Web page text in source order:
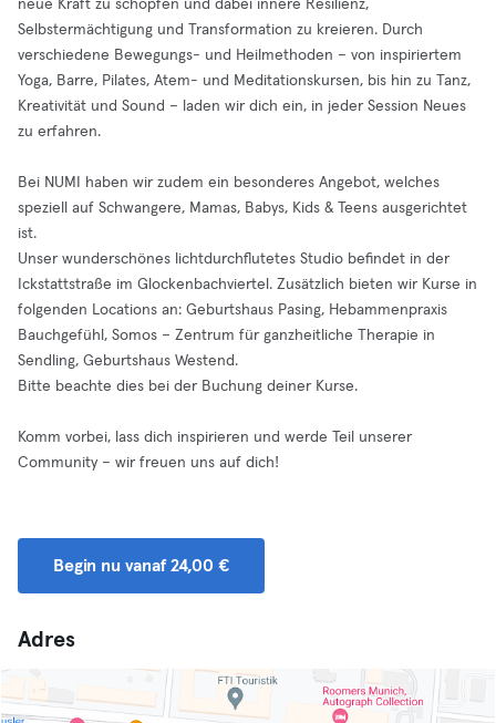
neue Kraft zu schöpfen und dabei innere Resilienz,
Selbstermächtigung und Transformation zu kreieren. Durch
verschiedene Bewegungs- und Heilmethoden – von inspiriertem
Yoga, Barre, Pilates, Atem- und Meditationskursen, bis hin zu Tanz,
Kreativität und Sound – laden wir dich ein, in jeder Session Neues
zu erfahren.
Bei NUMI haben wir zudem ein besonderes Angebot, welches
speziell auf Schwangere, Mamas, Babys, Kids & Teens ausgerichtet
ist.
Unser wunderschönes lichtdurchflutetes Studio befindet in der
Ickstattstraße im Glockenbachviertel. Zusätzlich bieten wir Kurse in
folgenden Locations an: Geburtshaus Pasing, Hebammenpraxis
Bauchgefühl, Somos – Zentrum für ganzheitliche Therapie in
Sendling, Geburtshaus Westend.
Bitte beachte dies bei der Buchung deiner Kurse.
Komm vorbei, lass dich inspirieren und werde Teil unserer
Community – wir freuen uns auf dich!
Begin nu vanaf 24,00 €
Adres